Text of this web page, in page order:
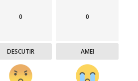
0
DESCUTIR
0
AMEI